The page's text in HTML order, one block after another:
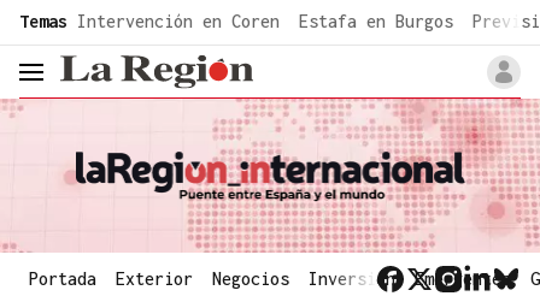
common.go-to-content
Temas Intervención en Coren Estafa en Burgos
header.menu.open
Portada Exterior Negocios Inversión Emergentes